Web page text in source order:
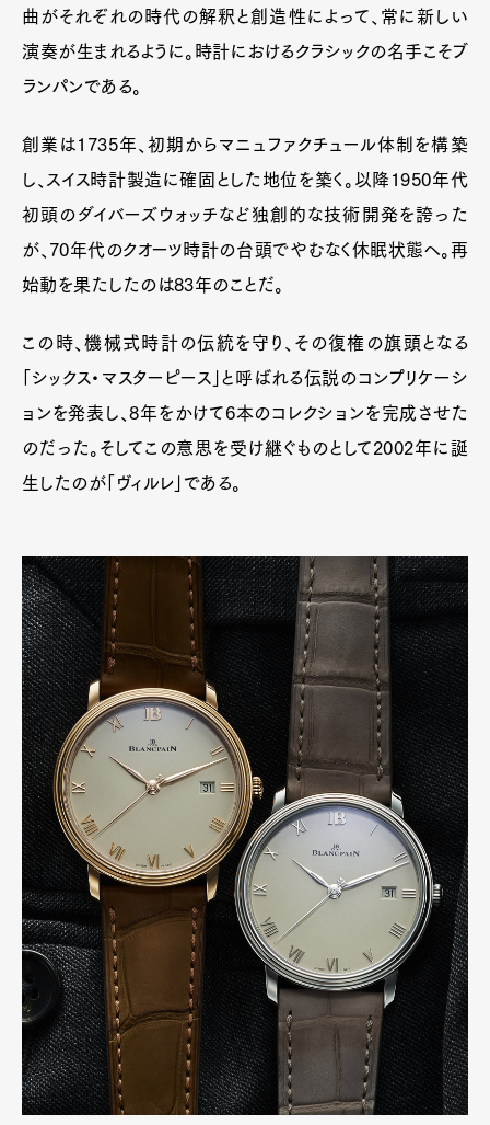
曲がそれぞれの時代の解釈と創造性によって、常に新しい
演奏が生まれるように。時計におけるクラシックの名手こそブ
ランパンである。
創業は1735年、初期からマニュファクチュール体制を構築
し、スイス時計製造に確固とした地位を築く。以降1950年代
初頭のダイバーズウォッチなど独創的な技術開発を誇った
が、70年代のクオーツ時計の台頭でやむなく休眠状態へ。再
始動を果たしたのは83年のことだ。
この時、機械式時計の伝統を守り、その復権の旗頭となる
「シックス・マスターピース」と呼ばれる伝説のコンプリケーシ
ョンを発表し、8年をかけて6本のコレクションを完成させた
のだった。そしてこの意思を受け継ぐものとして2002年に誕
生したのが「ヴィルレ」である。